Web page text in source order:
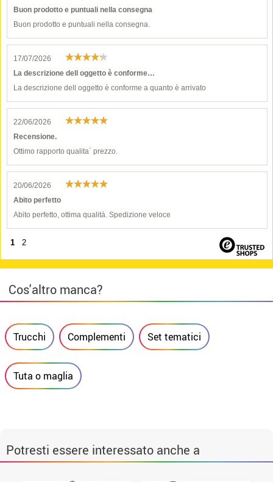
Buon prodotto e puntuali nella consegna
Buon prodotto e puntuali nella consegna.
17/07/2026
La descrizione dell oggetto è conforme…
La descrizione dell oggetto è conforme a quanto è arrivato
22/06/2026
Recensione.
Ottimo rapporto qualita` prezzo.
20/06/2026
Abito perfetto
Abito perfetto, ottima qualità. Spedizione veloce
1 2
Cos'altro manca?
Trucchi Complementi Set tematici
Tuta o maglia
Potresti essere interessato anche a